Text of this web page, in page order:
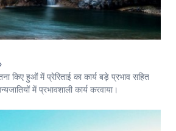
किए हुओं में प्रेरिताई का कार्य बड़े प्रभाव सहित
में प्रभावशाली कार्य करवाया।